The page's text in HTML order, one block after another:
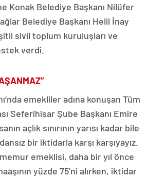
Konak Belediye Başkanı Nilüfer
Belediye Başkanı Helil İnay
sivil toplum kuruluşları ve
verdi.
emekliler adına konuşan Tüm
Seferihisar Şube Başkanı Emire
açlık sınırının yarısı kadar bile
bir iktidarla karşı karşıyayız.
emeklisi, daha bir yıl önce
yüzde 75’ni alırken, iktidar